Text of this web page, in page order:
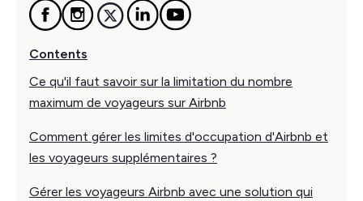
Contents
Ce qu'il faut savoir sur la limitation du nombre
maximum de voyageurs sur Airbnb
Comment gérer les limites d'occupation d'Airbnb et
les voyageurs supplémentaires ?
Gérer les voyageurs Airbnb avec une solution qui